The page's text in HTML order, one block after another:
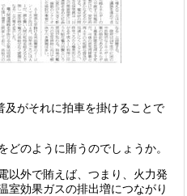
がそれに拍車を掛けることで
どのように賄うのでしょうか。
以外で賄えば、つまり、火力発
室効果ガスの排出増につながり